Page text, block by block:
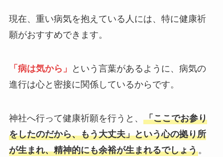
現在、重い病気を抱えている人には、特に健康祈
願がおすすめできます。
「病は気から」
という言葉があるように、病気の
進行は心と密接に関係しているからです。
神社へ行って健康祈願を行うと、 「ここでお参り
をしたのだから、もう大丈夫」という心の拠り所
が生まれ、精神的にも余裕が生まれるでしょう。